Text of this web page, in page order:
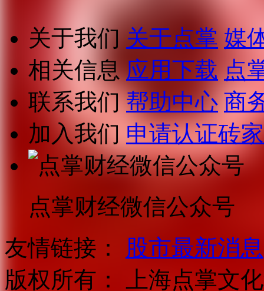
关于我们 关于点掌 媒
相关信息 应用下载 点
联系我们 帮助中心 商
加入我们 申请认证砖家
点掌财经微信公众号
友情链接：
股市最新消息
版权所有：
上海点掌文